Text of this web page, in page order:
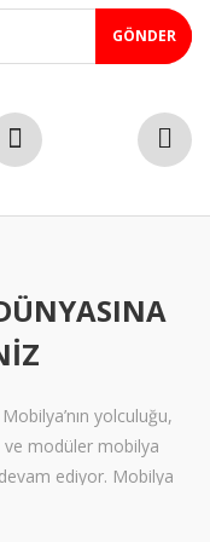
GÖNDER
yolculuğu,
ve modüler mobilya
devam ediyor. Mobilya